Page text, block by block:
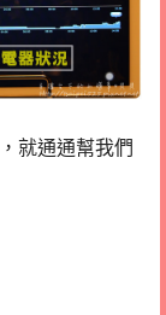
， 就通通幫我們